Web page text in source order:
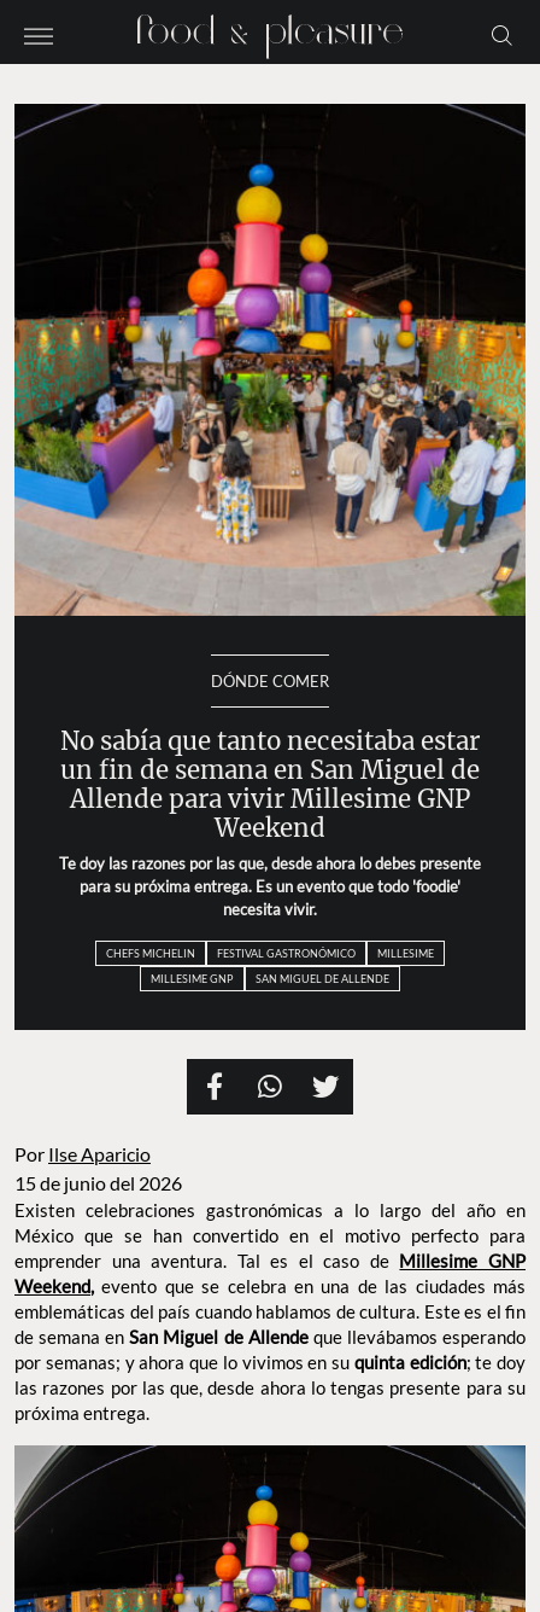
DÓNDE COMER
No sabía que tanto necesitaba estar
un fin de semana en San Miguel de
Allende para vivir Millesime GNP
Weekend
Te doy las razones por las que, desde ahora lo debes presente
para su próxima entrega. Es un evento que todo 'foodie'
necesita vivir.
CHEFS MICHELIN FESTIVAL GASTRONÓMICO
MILLESIME
MILLESIME GNP
SAN MIGUEL DE ALLENDE
Por Ilse Aparicio
15 de junio del 2026
Existen celebraciones gastronómicas a lo largo del año en
México que se han convertido en el motivo perfecto para
emprender una aventura. Tal es el caso de Millesime GNP
Weekend, evento que se celebra en una de las ciudades más
emblemáticas del país cuando hablamos de cultura. Este es el fin
de semana enSan Miguel de Allende que llevábamos esperando
por semanas; y ahora que lo vivimos en su quinta edición; te doy
las razones por las que, desde ahora lo tengas presente para su
próxima entrega.